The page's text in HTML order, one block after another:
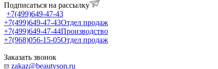
Подписаться на рассылку
+7(499)649-47-43
+7(499)649-47-43Отдел продаж
+7(499)649-47-44Производство
+7(968)056-15-05Отдел продаж
Заказать звонок
zakaz@beautyson.ru